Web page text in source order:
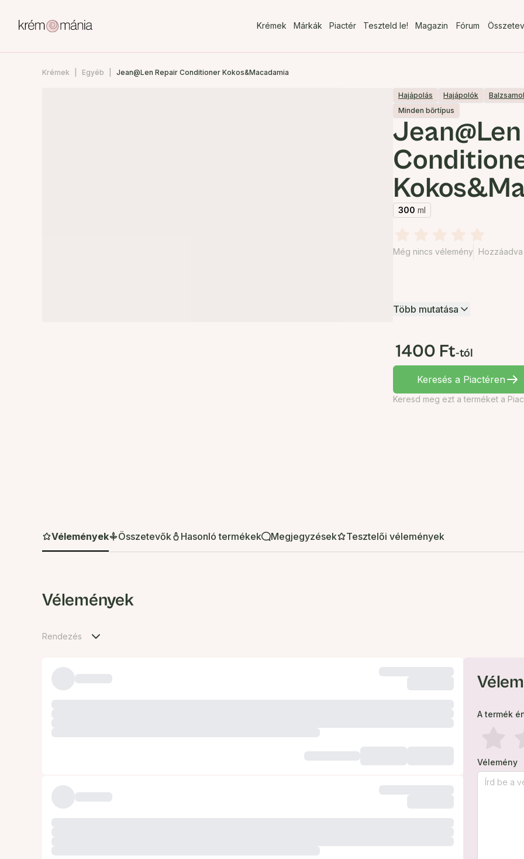
Krémek Márkák Piactér Teszteld le! Magazin Fórum
Krémek Egyéb Jean@Len Repair Conditioner Kokos&Macadamia
Hajápolás Hajápolók
Minden bőrtípus
300 ml
Még nincs vélemény Hozzáadva
Több mutatása
1400 Ft-tól
Keresés a Piactéren
Keresd meg ezt a terméket a
Vélemények Összetevők Hasonló termékek Megjegyzések Tesztelői vélemények
Vélemények
Rendezés
A termék
Vélemény